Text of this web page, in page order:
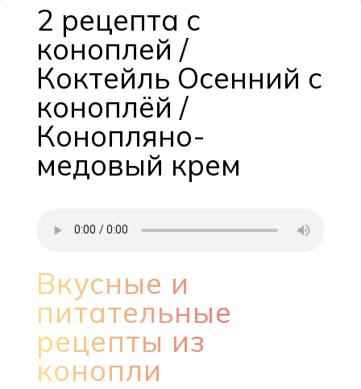
2 рецепта с
коноплей /
Коктейль Осенний с
коноплёй /
Конопляно-
медовый крем
Вкусные и
питательные
рецепты из
конопли